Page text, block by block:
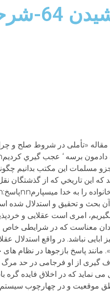
تقیه
اﻳﻦ ﻣﻜﺘﺐ ﺑﺪاﻧﻴﻢ ﭼﮕﻮﻧﻪ
اﻳﻦ ﺗﺎﺭﻳﺨﻲ ﻛﻪ اﺯ ﮔﺬﺷﺘﮕﺎﻥ
امری است عقلایی و
بدان معناست که در شرایطی
ابایی نباشد. در واقع
پاسخ بازجوها در نظام
از او فرجامی در حد مرگ
نماید که در اخلاق فایده